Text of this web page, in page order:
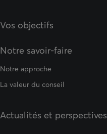
Vos objectifs
Notre savoir-faire
Notre approche
La valeur du conseil
Actualités et perspectives